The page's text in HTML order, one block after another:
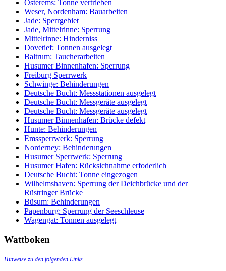
Osterems: Tonne vertrieben
Weser, Nordenham: Bauarbeiten
Jade: Sperrgebiet
Jade, Mittelrinne: Sperrung
Mittelrinne: Hinderniss
Dovetief: Tonnen ausgelegt
Baltrum: Taucherarbeiten
Husumer Binnenhafen: Sperrung
Freiburg Sperrwerk
Schwinge: Behinderungen
Deutsche Bucht: Messstationen ausgelegt
Deutsche Bucht: Messgeräte ausgelegt
Deutsche Bucht: Messgeräte ausgelegt
Husumer Binnenhafen: Brücke defekt
Hunte: Behinderungen
Emssperrwerk: Sperrung
Norderney: Behinderungen
Husumer Sperrwerk: Sperrung
Husumer Hafen: Rücksichnahme erfoderlich
Deutsche Bucht: Tonne eingezogen
Wilhelmshaven: Sperrung der Deichbrücke und der
Rüstringer Brücke
Büsum: Behinderungen
Papenburg: Sperrung der Seeschleuse
Wagengat: Tonnen ausgelegt
Wattboken
Hinweise zu den folgenden Links